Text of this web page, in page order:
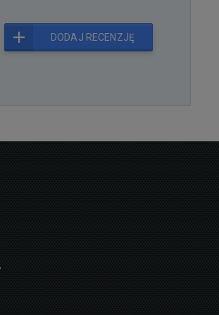
DODAJ RECENZJĘ